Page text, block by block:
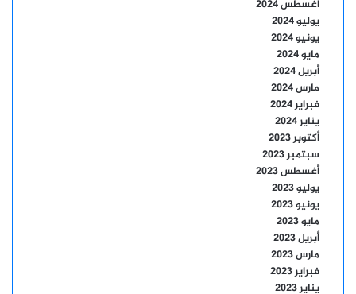
أغسطس 2024
يوليو 2024
يونيو 2024
مايو 2024
أبريل 2024
مارس 2024
فبراير 2024
يناير 2024
أكتوبر 2023
سبتمبر 2023
أغسطس 2023
يوليو 2023
يونيو 2023
مايو 2023
أبريل 2023
مارس 2023
فبراير 2023
يناير 2023